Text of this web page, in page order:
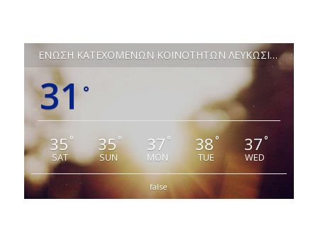
ΕΝΩΣΗ ΚΑΤΕΧΟΜΕΝΩΝ ΚΟΙΝΟΤΗΤΩΝ ΛΕΥΚΩΣΙΑΣ
31 °
35°
SAT
35°
SUN
37 °
MON
38°
TUE
37°
WED
false